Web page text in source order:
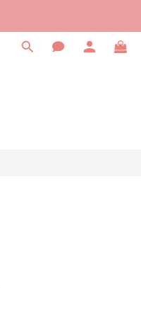
立即購買